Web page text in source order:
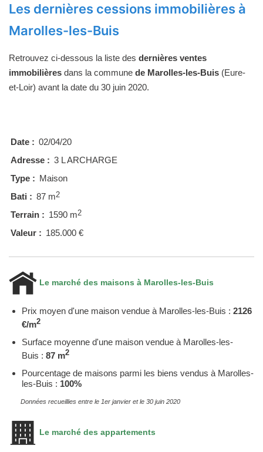
Les dernières cessions immobilières à
Marolles-les-Buis
Retrouvez ci-dessous la liste des dernières ventes
immobilières dans la commune de Marolles-les-Buis (Eure-
et-Loir) avant la date du 30 juin 2020.
Date : 02/04/20
Adresse : 3 L ARCHARGE
Type : Maison
Bati : 87 m2
Terrain : 1590 m2
Valeur : 185.000 €
Le marché des maisons à Marolles-les-Buis
Prix moyen d'une maison vendue à Marolles-les-Buis : 2126
€/m2
Surface moyenne d'une maison vendue à Marolles-les-
Buis : 87 m2
Pourcentage de maisons parmi les biens vendus à Marolles-
les-Buis : 100%
Données recueillies entre le 1er janvier et le 30 juin 2020
Le marché des appartements